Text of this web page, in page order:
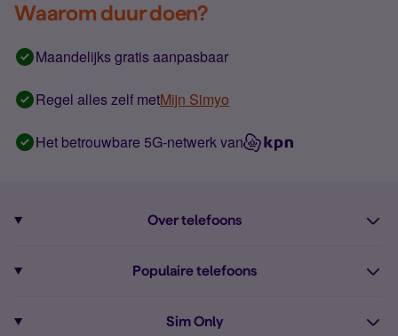
Waarom duur doen?
Maandelijks gratis aanpasbaar
Regel alles zelf metMijn Simyo
Het betrouwbare 5G-netwerk van
Over telefoons
Alle telefoons
Populaire telefoons
Sim Only